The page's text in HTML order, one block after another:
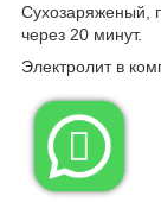
Сухозаряженый,
через 20 минут.
Электролит в
